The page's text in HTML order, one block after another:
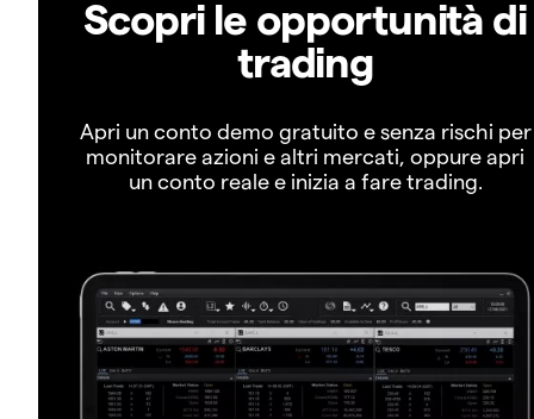
Scopri le opportunità di
trading
Apri un conto demo gratuito e senza rischi per
monitorare azioni e altri mercati, oppure apri
un conto reale e inizia a fare trading.